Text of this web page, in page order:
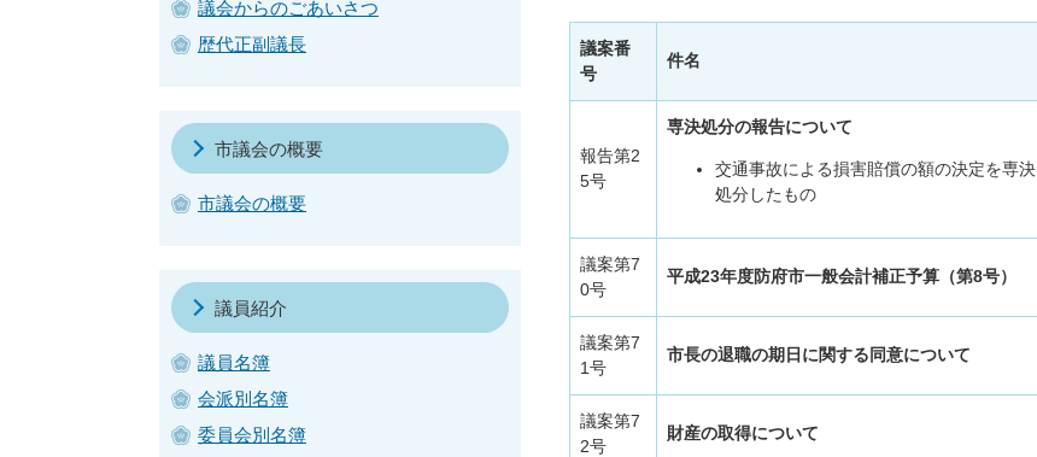
議案番
号
件名
報告第2
5号
専決処分の報告について
交通事故による損害賠償の額の決定を専決
処分したもの
議案第7
0号
平成23年度防府市一般会計補正予算（第8号）
議案第7
1号
市長の退職の期日に関する同意について
議案第7
2号
財産の取得について
議会からのごあいさつ
歴代正副議長
市議会の概要
市議会の概要
議員紹介
議員名簿
会派別名簿
委員会別名簿